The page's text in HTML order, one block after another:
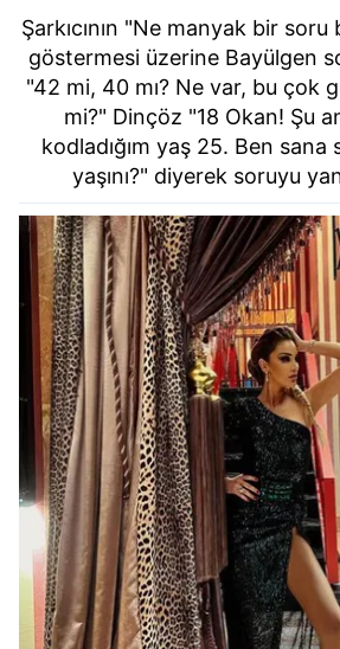
Şarkıcının "Ne manyak bir
göstermesi üzerine Bayülgen
"42 mi, 40 mı? Ne var, bu çok
mi?" Dinçöz "18 Okan! Şu
kodladığım yaş 25. Ben sana
yaşını?" diyerek soruyu